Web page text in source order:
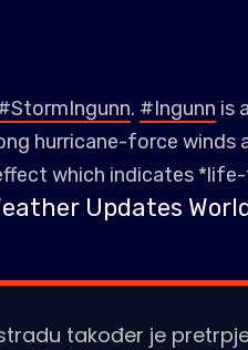
. #Ingunn is
hurricane-force
which indicates
Updates
također je